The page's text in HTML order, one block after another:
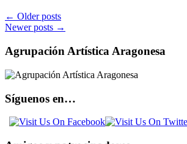
← Older posts
Newer posts →
Agrupación Artística Aragonesa
Síguenos en…